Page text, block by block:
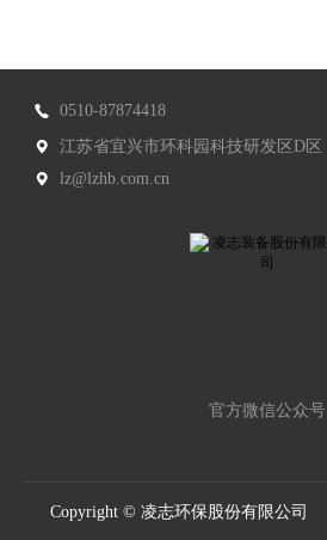
0510-87874418
江苏省宜兴市环科园科技研发区D区
lz@lzhb.com.cn
官方微信公众号
Copyright © 凌志环保股份有限公司